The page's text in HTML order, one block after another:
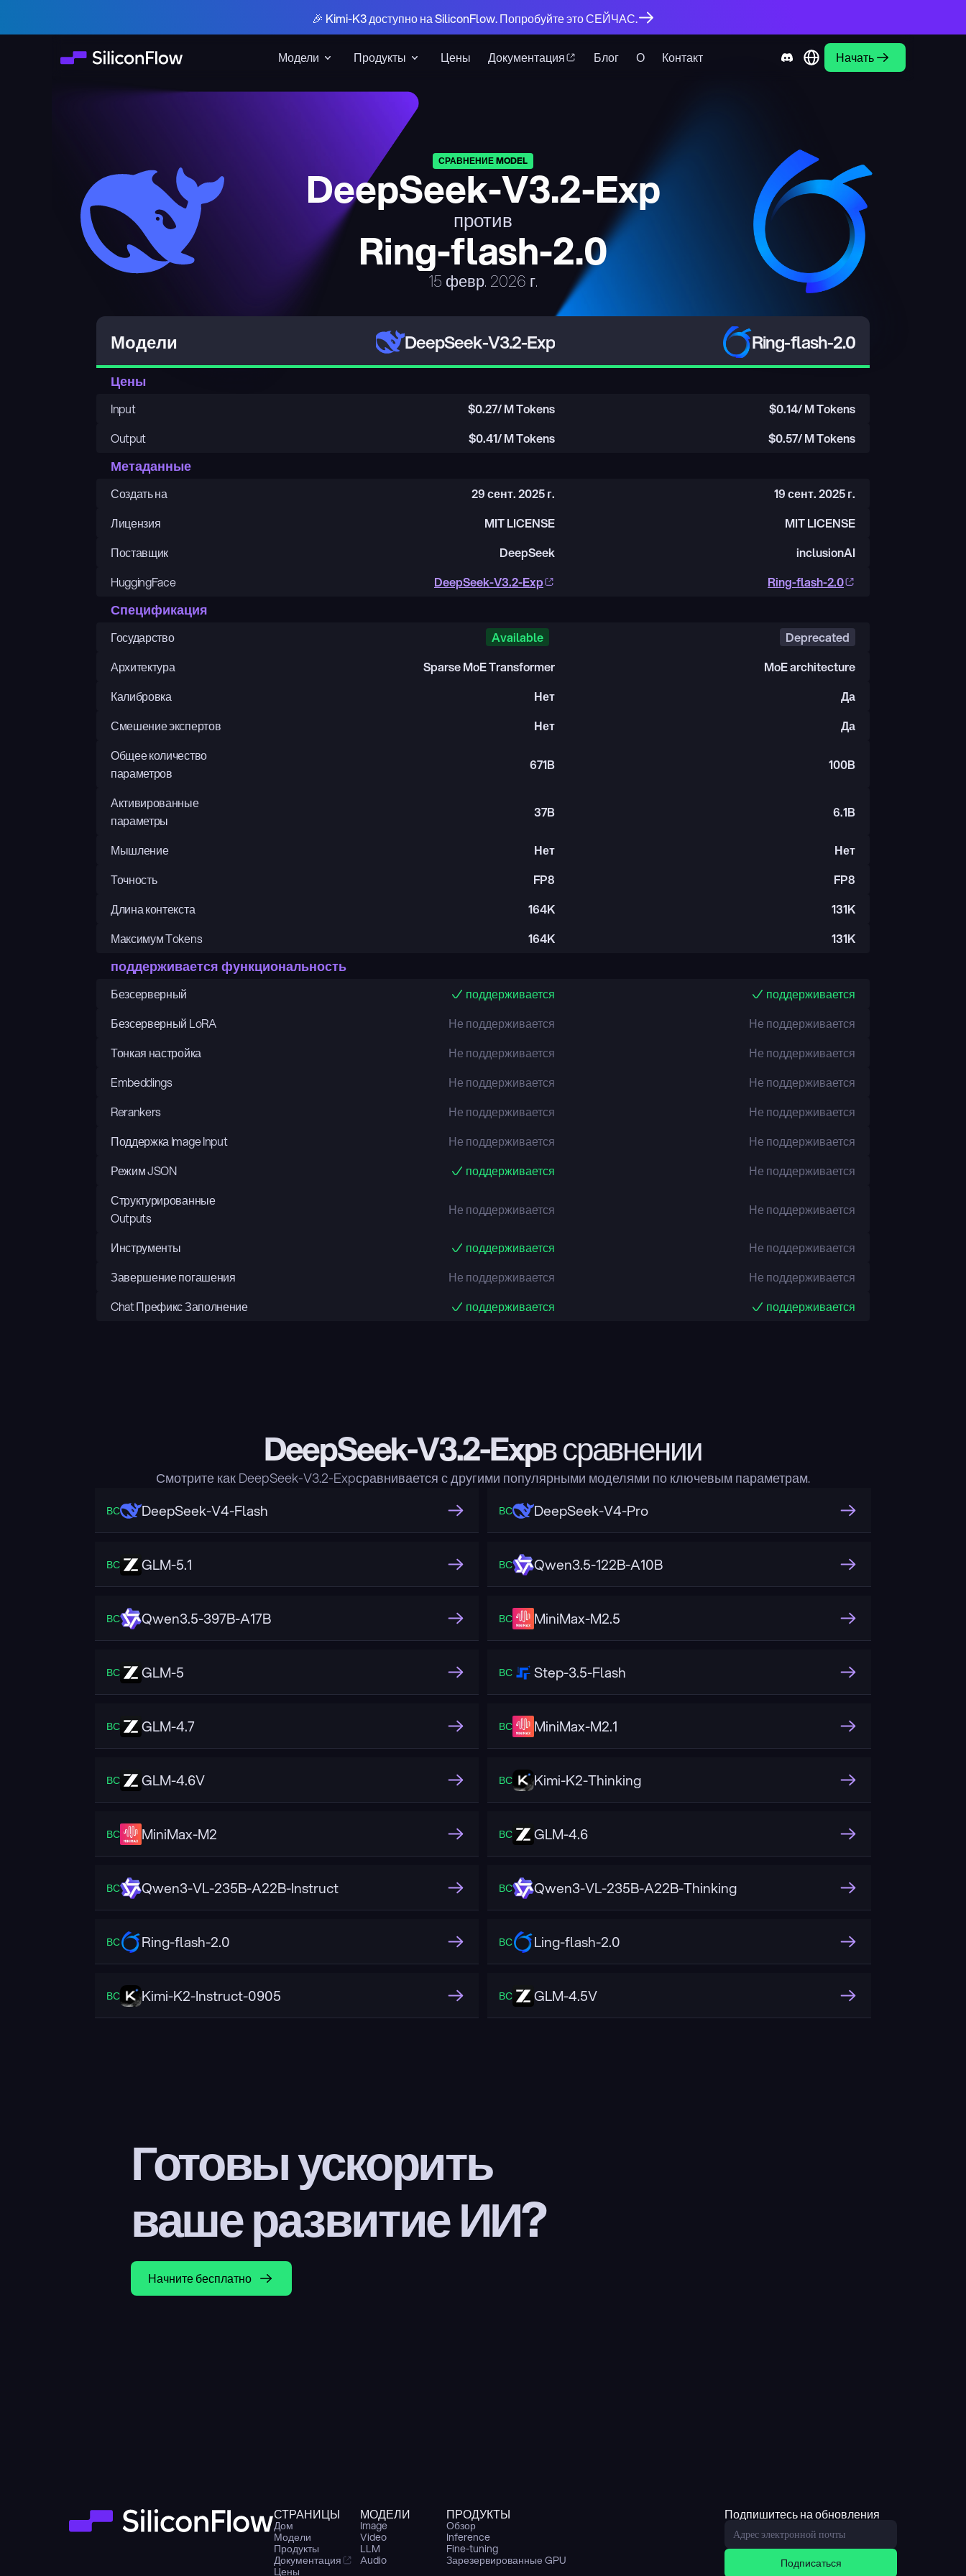
Модели Продукты Цены Документация Блог О Контакт Начать
🎉 Kimi-K3 доступно на SiliconFlow. Попробуйте это СЕЙЧАС.
СРАВНЕНИЕ MODEL
DeepSeek-V3.2-Exp
против
Ring-flash-2.0
15 февр. 2026 г.
Модели DeepSeek-V3.2-Exp Ring-flash-2.0
Цены
Input $0.27/ M Tokens $0.14/ M Tokens
Output
$0.41/ M Tokens $0.57/ M Tokens
Метаданные
Создать на 29 сент. 2025 г.
19 сент. 2025 г.
Лицензия
MIT LICENSE
MIT LICENSE
Поставщик
DeepSeek
inclusionAI
HuggingFace
DeepSeek-V3.2-Exp Ring-flash-2.0
Спецификация
Государство Available
Deprecated
Архитектура
Sparse MoE Transformer
MoE architecture
Калибровка
Нет
Да
Смешение экспертов
Нет
Да
Общее количество
параметров
671B 100B
Активированные
параметры
37B 6.1B
Мышление Нет
Нет
Точность
FP8
FP8
Длина контекста
164K
131K
Максимум Tokens
164K 131K
поддерживается функциональность
Безсерверный поддерживается
поддерживается
Безсерверный LoRA
Не поддерживается
Не поддерживается
Тонкая настройка
Не поддерживается
Не поддерживается
Embeddings
Не поддерживается
Не поддерживается
Rerankers
Не поддерживается
Не поддерживается
Поддержка Image Input
Не поддерживается
Не поддерживается
Режим JSON
поддерживается
Не поддерживается
Структурированные
Outputs
Не поддерживается Не поддерживается
Инструменты поддерживается
Не поддерживается
Завершение погашения
Не поддерживается
Не поддерживается
Chat Префикс Заполнение
поддерживается поддерживается
DeepSeek-V3.2-Expв сравнении
Смотрите как DeepSeek-V3.2-Expсравнивается с другими популярными моделями по ключевым параметрам.
ВС DeepSeek-V4-Flash ВС DeepSeek-V4-Pro
ВС GLM-5.1 ВС Qwen3.5-122B-A10B
ВС Qwen3.5-397B-A17B ВС MiniMax-M2.5
ВС GLM-5 ВС Step-3.5-Flash
ВС GLM-4.7 ВС MiniMax-M2.1
ВС GLM-4.6V ВС Kimi-K2-Thinking
ВС MiniMax-M2 ВС GLM-4.6
ВС Qwen3-VL-235B-A22B-Instruct ВС Qwen3-VL-235B-A22B-Thinking
ВС Ring-flash-2.0 ВС Ling-flash-2.0
ВС Kimi-K2-Instruct-0905 ВС GLM-4.5V
Готовы ускорить
ваше развитие ИИ?
Начните бесплатно
СТРАНИЦЫ
Дом
Модели
Продукты
Документация
Цены
МОДЕЛИ
Image
Video
LLM
Audio
ПРОДУКТЫ
Обзор
Inference
Fine-tuning
Зарезервированные GPU
Подпишитесь на обновления
Подписаться